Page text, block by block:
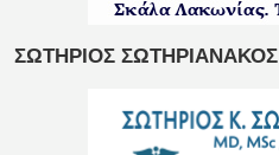
ΣΩΤΗΡΙΟΣ ΣΩΤΗΡΙΑΝΑΚΟΣ